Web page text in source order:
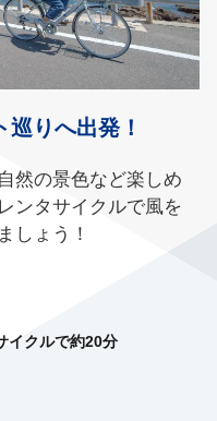
りへ出発！
然の景色など楽しめ
ンタサイクルで風を
しょう！
イクルで約20分